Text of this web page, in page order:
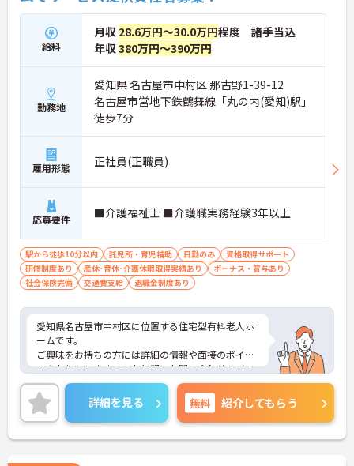
給料
月収 28.6万円～30.0万円程度 諸手当込
年収380万円～390万円
勤務地
愛知県 名古屋市中村区 那古野1-39-12
名古屋市営地下鉄鶴舞線「丸の内(愛知)駅」
徒歩7分
雇用形態 正社員(正職員)
応募要件 ■介護福祉士 ■介護職実務経験3年以上
駅から徒歩10分以内 託児所・育児補助 日勤のみ
資格取得サポート
研修制度あり
産休･育休･介護休暇取得実績あり
ボーナス・賞与あり
社会保険完備
交通費支給 退職金制度あり
愛知県名古屋市中村区に位置する住宅型有料老人ホ
ームです。
ご興味をお持ちの方には詳細の情報や面接のポイン
トをお伝えしますのでお気軽にお問い合わせくださ
いませ。
詳細を見る 無料 紹介してもらう